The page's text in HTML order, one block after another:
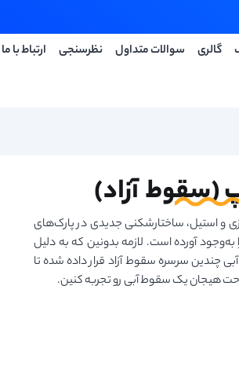
گالری سوالات متداول نظرسنجی ارتباط با ما
(سقوط آزاد)
و استیل، ساختارشکنی جدیدی در پارک‌های
آورده است. لازمه بدونین که به دلیل
چندین سرسره سقوط آزاد قرار داده شده تا
هیجان یک سقوط آبی رو تجربه کنین.